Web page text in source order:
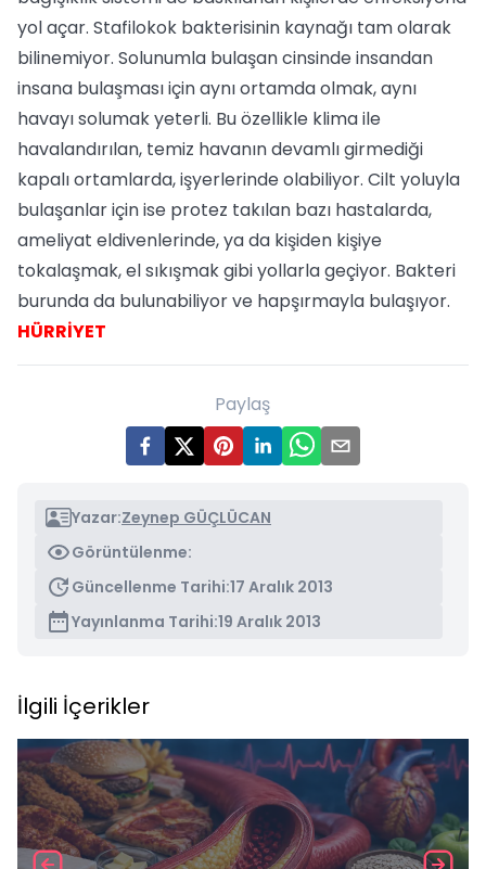
yol açar. Stafilokok bakterisinin kaynağı tam olarak
bilinemiyor. Solunumla bulaşan cinsinde insandan
insana bulaşması için aynı ortamda olmak, aynı
havayı solumak yeterli. Bu özellikle klima ile
havalandırılan, temiz havanın devamlı girmediği
kapalı ortamlarda, işyerlerinde olabiliyor. Cilt yoluyla
bulaşanlar için ise protez takılan bazı hastalarda,
ameliyat eldivenlerinde, ya da kişiden kişiye
tokalaşmak, el sıkışmak gibi yollarla geçiyor. Bakteri
burunda da bulunabiliyor ve hapşırmayla bulaşıyor.
HÜRRİYET
Paylaş
Yazar:Zeynep GÜÇLÜCAN
Görüntülenme:
Güncellenme Tarihi:17 Aralık 2013
Yayınlanma Tarihi:19 Aralık 2013
İlgili İçerikler